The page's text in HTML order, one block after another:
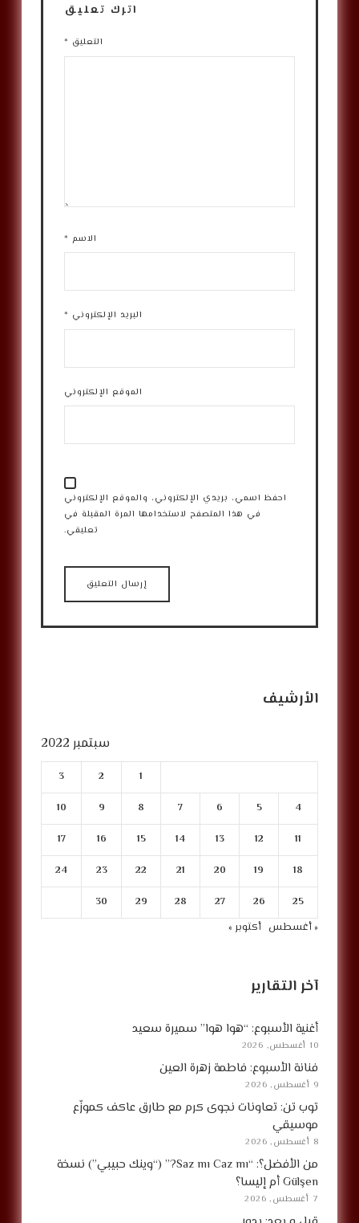
اترك تعليق
التعليق *
الاسم *
البريد الإلكتروني *
الموقع الإلكتروني
احفظ اسمي، بريدي الإلكتروني، والموقع الإلكتروني
في هذا المتصفح لاستخدامها المرة المقبلة في
تعليقي.
الأرشيف
سبتمبر 2022
1
2
3
4
5
6
7
8
9
10
11
12
13
14
15
16
17
18
19
20
21
22
23
24
25
26
27
28
29
30
« أغسطس أكتوبر »
آخر التقارير
أغنية الأسبوع: “هوا هوا” سميرة سعيد
10 أغسطس, 2026
فنانة الأسبوع: فاطمة زهرة العين
9 أغسطس, 2026
توب تن: تعاونات نجوى كرم مع طارق عاكف كموزّع
موسيقي
8 أغسطس, 2026
من الأفضل؟: “Saz mı Caz mı?” (“وينك حبيبي”) نسخة
Gülşen أم إليسا؟
7 أغسطس, 2026